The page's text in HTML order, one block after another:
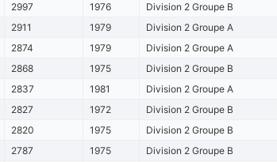
2997 1976
Division 2 Groupe B
2911 1979
Division 2 Groupe A
2874 1979
Division 2 Groupe A
2868 1975
Division 2 Groupe B
2837 1981
Division 2 Groupe A
2827 1972
Division 2 Groupe B
2820 1975
Division 2 Groupe B
2787 1975
Division 2 Groupe B